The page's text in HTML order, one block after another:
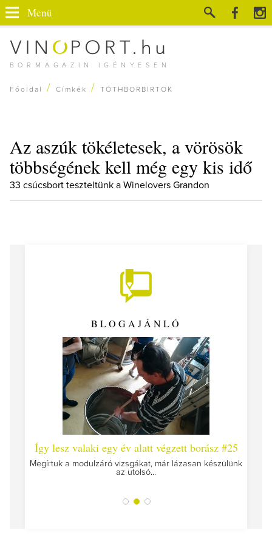
BORMAGAZIN IGÉNYESEN
Menü
Főoldal / Címkék / TÓTHBORBIRTOK
Az aszúk tökéletesek, a vörösök
többségének kell még egy kis idő
33 csúcsbort teszteltünk a Winelovers Grandon
BLOGAJÁNLÓ
Így lesz valaki egy év alatt végzett borász #25
Megírtuk a modulzáró vizsgákat, már lázasan készülünk
az utolsó...